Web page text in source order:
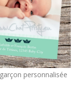
personnalisée